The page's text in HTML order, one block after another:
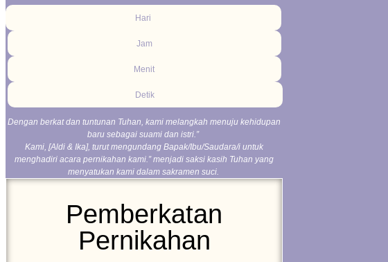
Hari
Jam
Menit
Detik
Dengan berkat dan tuntunan Tuhan, kami melangkah menuju kehidupan
baru sebagai suami dan istri.”
Kami, [Aldi & Ika], turut mengundang Bapak/Ibu/Saudara/i untuk
menghadiri acara pernikahan kami.” menjadi saksi kasih Tuhan yang
menyatukan kami dalam sakramen suci.
Pemberkatan
Pernikahan